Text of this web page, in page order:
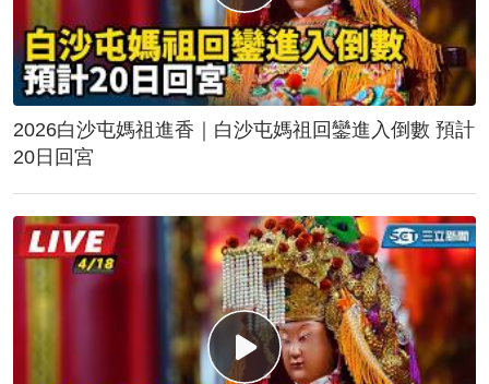
2026白沙屯媽祖進香｜白沙屯媽祖回鑾進入倒數 預計
20日回宮